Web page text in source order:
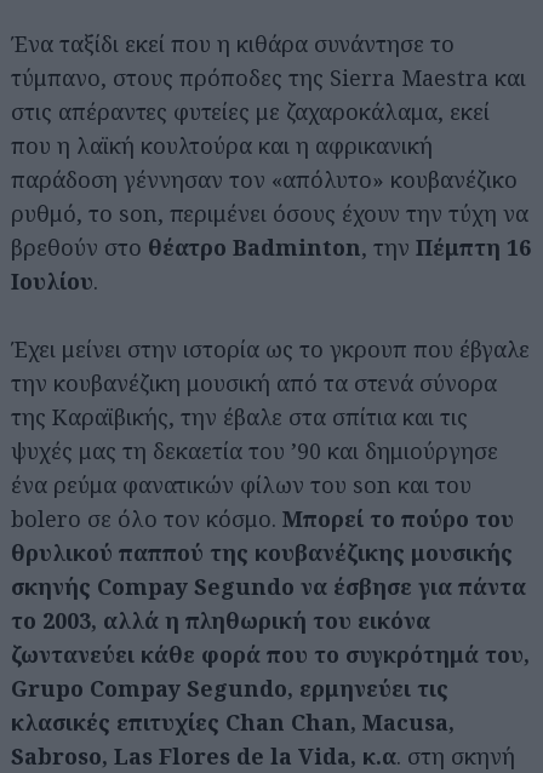
Ένα ταξίδι εκεί που η κιθάρα συνάντησε το
τύμπανο, στους πρόποδες της Sierra Μaestra και
στις απέραντες φυτείες με ζαχαροκάλαμα, εκεί
που η λαϊκή κουλτούρα και η αφρικανική
παράδοση γέννησαν τον «απόλυτο» κουβανέζικο
ρυθμό, το son, περιμένει όσους έχουν την τύχη να
βρεθούν στο θέατρο Badminton, την Πέμπτη 16
Ιουλίου.
Έχει μείνει στην ιστορία ως το γκρουπ που έβγαλε
την κουβανέζικη μουσική από τα στενά σύνορα
της Καραϊβικής, την έβαλε στα σπίτια και τις
ψυχές μας τη δεκαετία του ’90 και δημιούργησε
ένα ρεύμα φανατικών φίλων του son και του
bolero σε όλο τον κόσμο. Μπορεί το πούρο του
θρυλικού παππού της κουβανέζικης μουσικής
σκηνής Compay Segundo να έσβησε για πάντα
το 2003, αλλά η πληθωρική του εικόνα
ζωντανεύει κάθε φορά που το συγκρότημά του,
Grupo Compay Segundo, ερμηνεύει τις
κλασικές επιτυχίες Chan Chan, Μacusa,
Sabroso, Las Flores de la Vida, κ.α. στη σκηνή